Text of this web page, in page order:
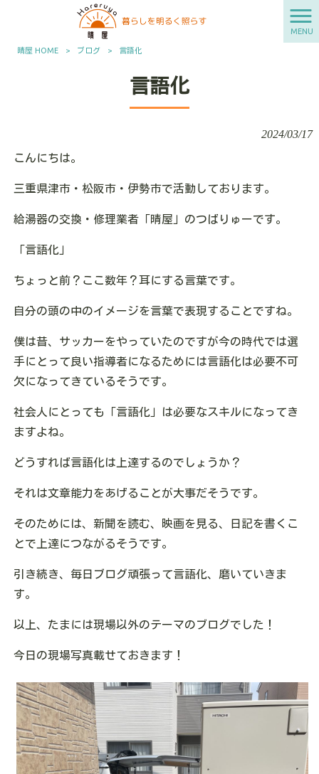
MENU
晴屋 HOME > ブログ > 言語化
言語化
2024/03/17
こんにちは。
三重県津市・松阪市・伊勢市で活動しております。
給湯器の交換・修理業者「晴屋」のつばりゅーです。
「言語化」
ちょっと前？ここ数年？耳にする言葉です。
自分の頭の中のイメージを言葉で表現することですね。
僕は昔、サッカーをやっていたのですが今の時代では選
手にとって良い指導者になるためには言語化は必要不可
欠になってきているそうです。
社会人にとっても「言語化」は必要なスキルになってき
ますよね。
どうすれば言語化は上達するのでしょうか？
それは文章能力をあげることが大事だそうです。
そのためには、新聞を読む、映画を見る、日記を書くこ
とで上達につながるそうです。
引き続き、毎日ブログ頑張って言語化、磨いていきま
す。
以上、たまには現場以外のテーマのブログでした！
今日の現場写真載せておきます！